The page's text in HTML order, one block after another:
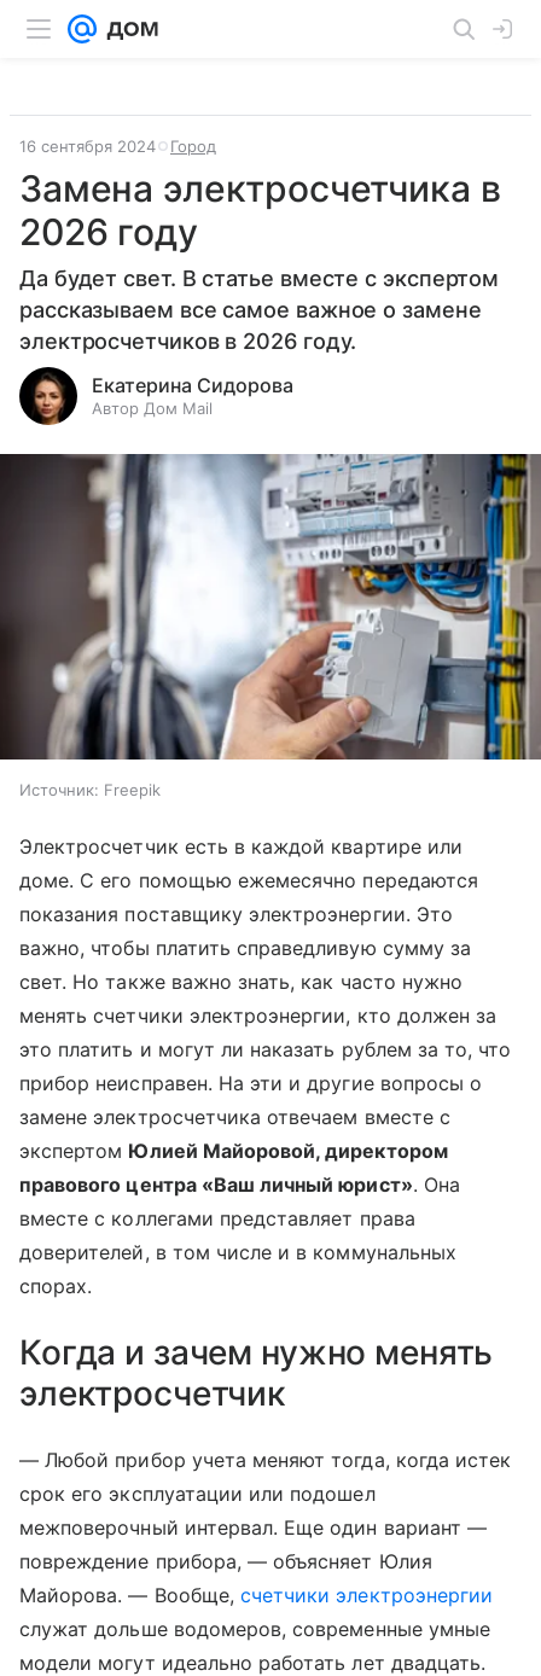
16 сентября 2024 Город
Замена электросчетчика в
2026 году
Да будет свет. В статье вместе с экспертом
рассказываем все самое важное о замене
электросчетчиков в 2026 году.
Екатерина Сидорова
Автор Дом Mail
Источник: Freepik
Электросчетчик есть в каждой квартире или
доме. С его помощью ежемесячно передаются
показания поставщику электроэнергии. Это
важно, чтобы платить справедливую сумму за
свет. Но также важно знать, как часто нужно
менять счетчики электроэнергии, кто должен за
это платить и могут ли наказать рублем за то, что
прибор неисправен. На эти и другие вопросы о
замене электросчетчика отвечаем вместе с
экспертом Юлией Майоровой, директором
правового центра «Ваш личный юрист». Она
вместе с коллегами представляет права
доверителей, в том числе и в коммунальных
спорах.
Когда и зачем нужно менять
электросчетчик
— Любой прибор учета меняют тогда, когда истек
срок его эксплуатации или подошел
межповерочный интервал. Еще один вариант —
повреждение прибора, — объясняет Юлия
Майорова. — Вообще, счетчики электроэнергии
служат дольше водомеров, современные умные
модели могут идеально работать лет двадцать.